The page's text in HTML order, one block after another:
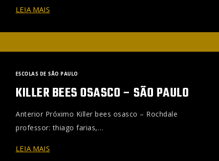
LEIA MAIS
ESCOLAS DE SÃO PAULO
KILLER BEES OSASCO – SÃO PAULO
Anterior Próximo Killer bees osasco – Rochdale
professor: thiago farias,…
LEIA MAIS